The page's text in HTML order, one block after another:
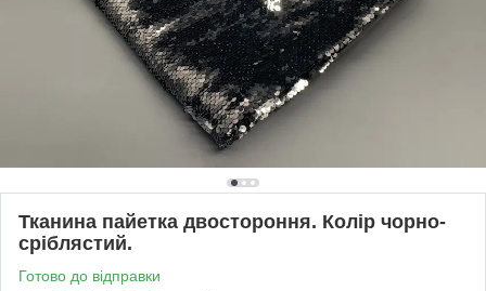
Тканина пайетка двостороння. Колір чорно-
сріблястий.
Готово до відправки